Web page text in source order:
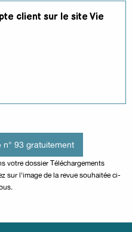
client sur le site Vie
93 gratuitement
votre dossier Téléchargements
sur l'image de la revue souhaitée ci-